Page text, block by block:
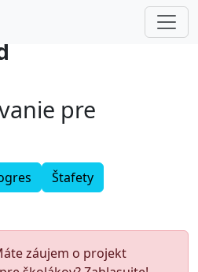
pre
Štafety
záujem o projekt